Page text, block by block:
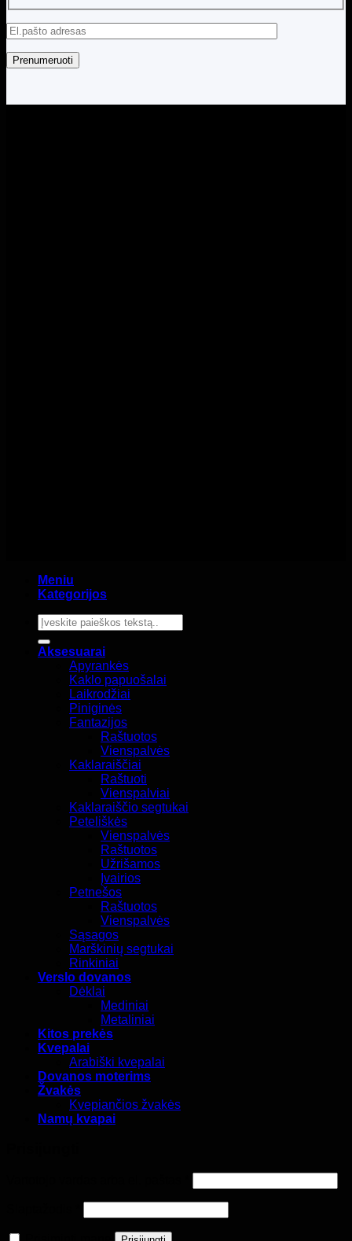
Meniu
Kategorijos
Ieškoti:
Aksesuarai
Apyrankės
Kaklo papuošalai
Laikrodžiai
Piniginės
Fantazijos
Raštuotos
Vienspalvės
Kaklaraiščiai
Raštuoti
Vienspalviai
Kaklaraiščio segtukai
Peteliškės
Vienspalvės
Raštuotos
Užrišamos
Įvairios
Petnešos
Raštuotos
Vienspalvės
Sąsagos
Marškinių segtukai
Rinkiniai
Verslo dovanos
Dėklai
Mediniai
Metaliniai
Kitos prekės
Kvepalai
Arabiški kvepalai
Dovanos moterims
Žvakės
Kvepiančios žvakės
Namų kvapai